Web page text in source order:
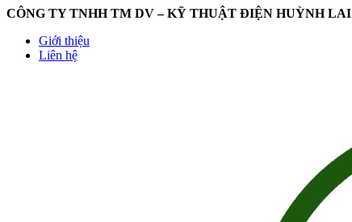
CÔNG TY TNHH TM DV – KỸ THUẬT ĐIỆN HUỲNH LAI
Giới thiệu
Liên hệ